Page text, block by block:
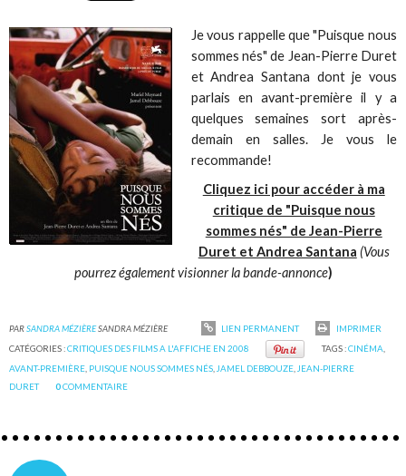
Je vous rappelle que "Puisque nous
sommes nés" de Jean-Pierre Duret
et Andrea Santana dont je vous
parlais en avant-première il y a
quelques semaines sort après-
demain en salles. Je vous le
recommande!
Cliquez ici pour accéder à ma
critique de "Puisque nous
sommes nés" de Jean-Pierre
Duret et Andrea Santana (Vous
pourrez également visionner la bande-annonce)
PARSANDRA MÉZIÈRESANDRA MÉZIÈRE LIEN PERMANENT
IMPRIMER
CATÉGORIES :CRITIQUES DES FILMS A L'AFFICHE EN 2008 TAGS :CINÉMA
AVANT-PREMIÈRE PUISQUE NOUS SOMMES NÉS JAMEL DEBBOUZE JEAN-PIERRE
DURET
0COMMENTAIRE